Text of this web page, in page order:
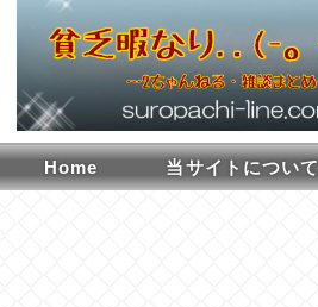
Home 当サイトについて